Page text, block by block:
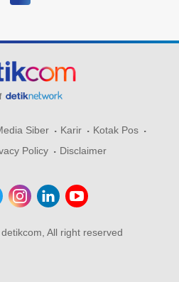
Siber Karir
Kotak Pos
Policy Disclaimer
All right reserved